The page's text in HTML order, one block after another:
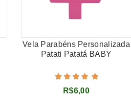
Vela Parabéns Personalizada
Patati Patatá BABY
R$6,00